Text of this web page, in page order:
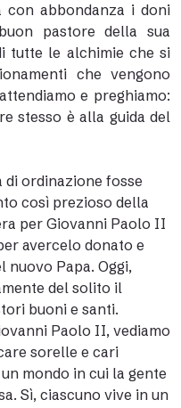
abbondanza i doni
pastore della sua
tutte le alchimie che si
che vengono
e preghiamo:
stesso è alla guida del
di ordinazione fosse
così prezioso della
per Giovanni Paolo II
avercelo donato e
nuovo Papa. Oggi,
del solito il
buoni e santi.
Paolo II, vediamo
sorelle e cari
mondo in cui la gente
Sì, ciascuno vive in un